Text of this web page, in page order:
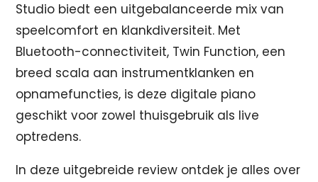
Studio biedt een uitgebalanceerde mix van
speelcomfort en klankdiversiteit. Met
Bluetooth-connectiviteit, Twin Function, een
breed scala aan instrumentklanken en
opnamefuncties, is deze digitale piano
geschikt voor zowel thuisgebruik als live
optredens.
In deze uitgebreide review ontdek je alles over